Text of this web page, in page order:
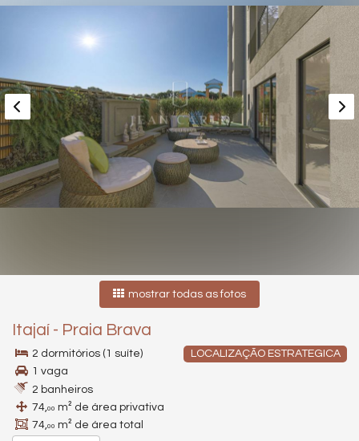
mostrar todas as fotos
Itajaí - Praia Brava
LOCALIZAÇÃO ESTRATEGICA
2 dormitórios (1 suíte)
1 vaga
2 banheiros
74,00 m² de área privativa
74,00 m² de área total